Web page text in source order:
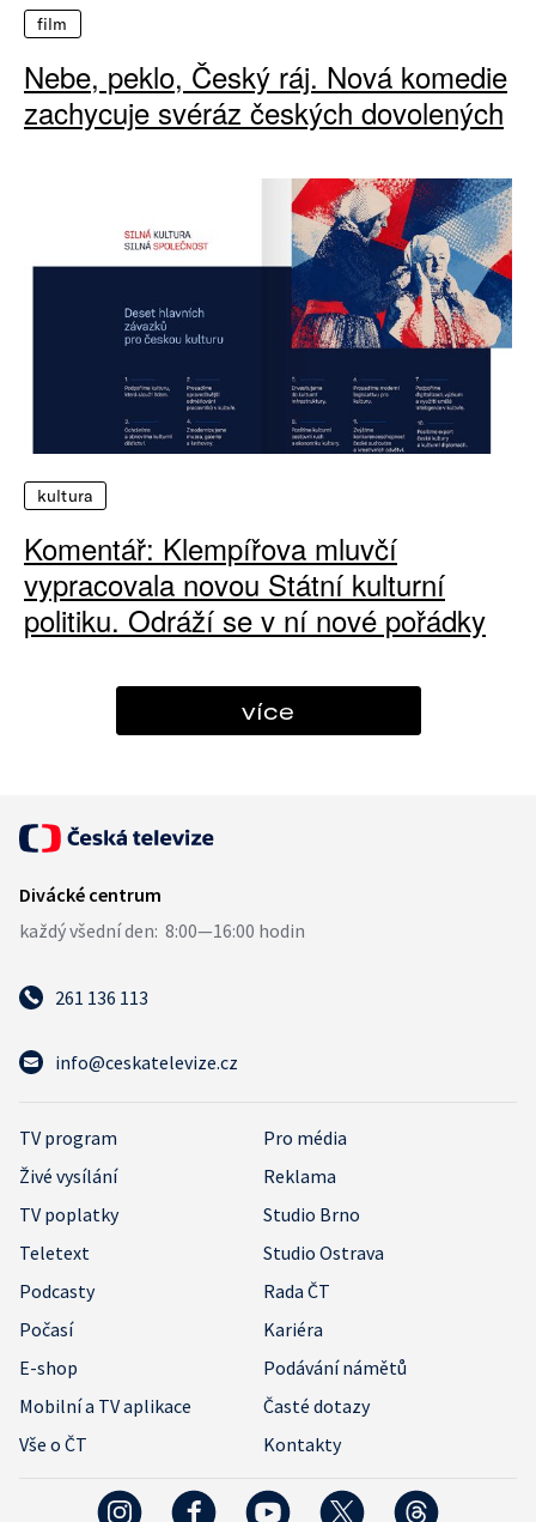
film
Nebe, peklo, Český ráj. Nová komedie
zachycuje svéráz českých dovolených
kultura
Komentář: Klempířova mluvčí
vypracovala novou Státní kulturní
politiku. Odráží se v ní nové pořádky
více
261 136 113
info@ceskatelevize.cz
TV program
Pro média
Živé vysílání
Reklama
TV poplatky
Studio Brno
Teletext
Studio Ostrava
Podcasty
Rada ČT
Počasí
Kariéra
E-shop
Podávání námětů
Mobilní a TV aplikace
Časté dotazy
Vše o ČT
Kontakty